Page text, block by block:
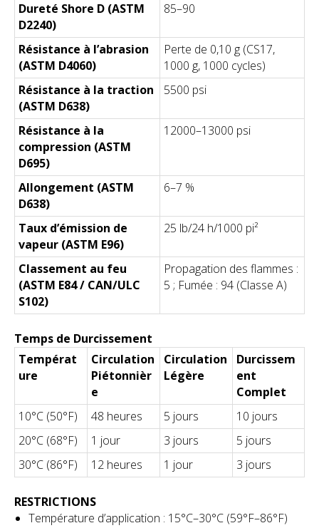
Dureté Shore D (ASTM
D2240)
85–90
Résistance à l’abrasion
(ASTM D4060)
Perte de 0,10 g (CS17,
1000 g, 1000 cycles)
Résistance à la traction
(ASTM D638)
5500 psi
Résistance à la
compression (ASTM
D695)
12000–13000 psi
Allongement (ASTM
D638)
6–7 %
Taux d’émission de
vapeur (ASTM E96)
25 lb/24 h/1000 pi²
Classement au feu
(ASTM E84 / CAN/ULC
S102)
Propagation des flammes :
5 ; Fumée : 94 (Classe A)
Temps de Durcissement
Températ
ure
Circulation
Piétonnièr
e
Circulation
Légère
Durcissem
ent
Complet
10°C (50°F)
48 heures 5 jours
10 jours
20°C (68°F)
1 jour 3 jours
5 jours
30°C (86°F)
12 heures 1 jour 3 jours
RESTRICTIONS
Température d’application : 15°C–30°C (59°F–86°F)